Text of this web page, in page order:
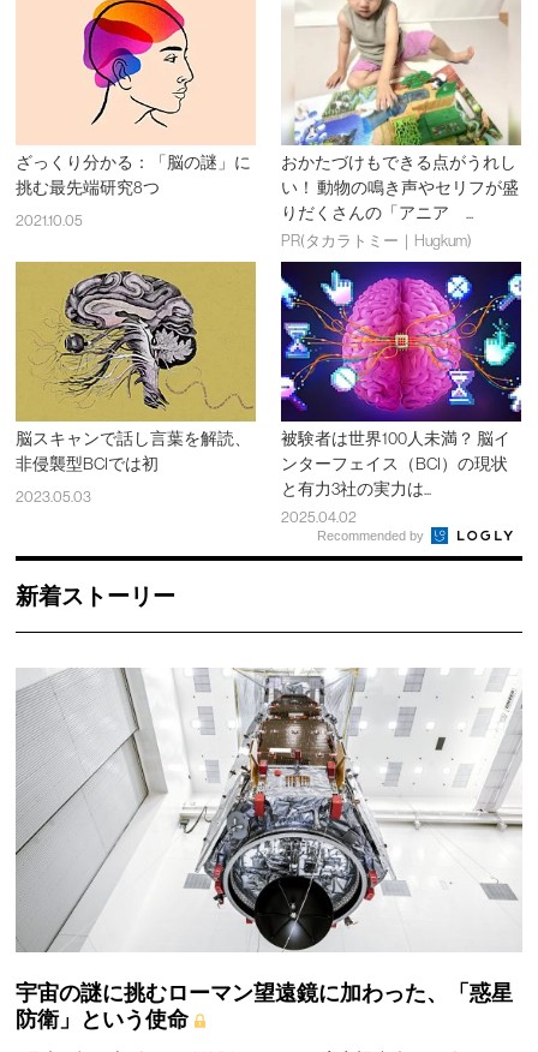
ざっくり分かる：「脳の謎」に
挑む最先端研究8つ
2021.10.05
おかたづけもできる点がうれし
い！ 動物の鳴き声やセリフが盛
りだくさんの「アニア ...
PR(タカラトミー｜Hugkum)
脳スキャンで話し言葉を解読、
非侵襲型BCIでは初
2023.05.03
被験者は世界100人未満？ 脳イ
ンターフェイス（BCI）の現状
と有力3社の実力は...
2025.04.02
Recommended by
新着ストーリー
宇宙の謎に挑むローマン望遠鏡に加わった、「惑星
防衛」という使命